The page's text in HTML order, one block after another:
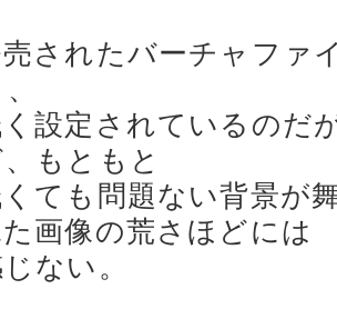
されたバーチャファ
設定されているのだ
もともと
ても問題ない背景が
画像の荒さほどには
ない。